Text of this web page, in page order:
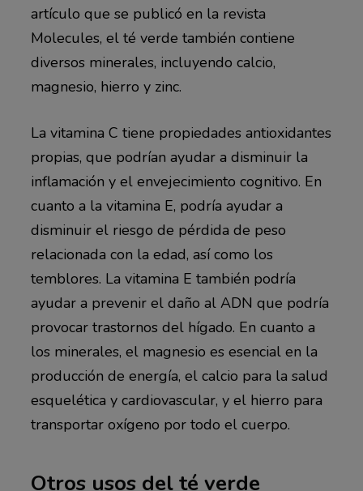
artículo que se publicó en la revista
Molecules, el té verde también contiene
diversos minerales, incluyendo calcio,
magnesio, hierro y zinc.
La vitamina C tiene propiedades antioxidantes
propias, que podrían ayudar a disminuir la
inflamación y el envejecimiento cognitivo. En
cuanto a la vitamina E, podría ayudar a
disminuir el riesgo de pérdida de peso
relacionada con la edad, así como los
temblores. La vitamina E también podría
ayudar a prevenir el daño al ADN que podría
provocar trastornos del hígado. En cuanto a
los minerales, el magnesio es esencial en la
producción de energía, el calcio para la salud
esquelética y cardiovascular, y el hierro para
transportar oxígeno por todo el cuerpo.
Otros usos del té verde